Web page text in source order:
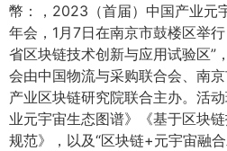
幣：，2023（首届）中国产业元
年会，1月7日在南京市鼓楼区举
省区块链技术创新与应用试验区”
会由中国物流与采购联合会、南
产业区块链研究院联合主办。活
业元宇宙生态图谱》《基于区块
规范》，以及“区块链+元宇宙融